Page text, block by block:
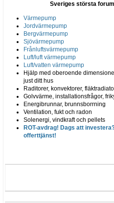
Sveriges största
Värmepump
Jordvärmepump
Bergvärmepump
Sjövärmepump
Frånluftsvärmepump
Luft/luft värmepump
Luft/vatten värmepump
Hjälp med oberoende
just ditt hus
Raditorer, konvektorer,
Golvvärme, installationsfrågor,
Energibrunnar, brunnsborrning
Ventilation, fukt och radon
Solenergi, vindkraft och pellets
ROT-avdrag! Dags att
offerttjänst!